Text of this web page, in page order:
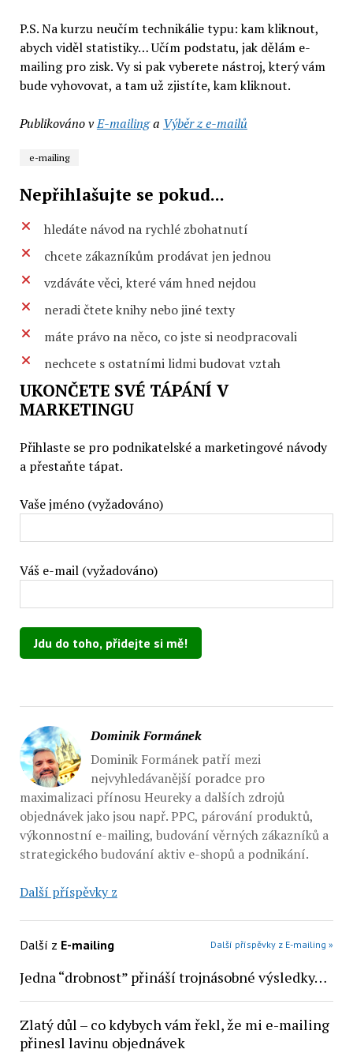
P.S. Na kurzu neučím technikálie typu: kam kliknout,
abych viděl statistiky… Učím podstatu, jak dělám e-
mailing pro zisk. Vy si pak vyberete nástroj, který vám
bude vyhovovat, a tam už zjistíte, kam kliknout.
Publikováno vE-mailinga Výběr z e-mailů
e-mailing
Nepřihlašujte se pokud...
hledáte návod na rychlé zbohatnutí
chcete zákazníkům prodávat jen jednou
vzdáváte věci, které vám hned nejdou
neradi čtete knihy nebo jiné texty
máte právo na něco, co jste si neodpracovali
nechcete s ostatními lidmi budovat vztah
UKONČETE SVÉ TÁPÁNÍ V
MARKETINGU
Přihlaste se pro podnikatelské a marketingové návody
a přestaňte tápat.
Vaše jméno (vyžadováno)
Váš e-mail (vyžadováno)
Dominik Formánek
Dominik Formánek patří mezi
nejvyhledávanější poradce pro
maximalizaci přínosu Heureky a dalších zdrojů
objednávek jako jsou např. PPC, párování produktů,
výkonnostní e-mailing, budování věrných zákazníků a
strategického budování aktiv e-shopů a podnikání.
Další příspěvky z
Další z E-mailing Další příspěvky z E-mailing »
Jedna “drobnost” přináší trojnásobné výsledky…
Zlatý důl – co kdybych vám řekl, že mi e-mailing
přinesl lavinu objednávek